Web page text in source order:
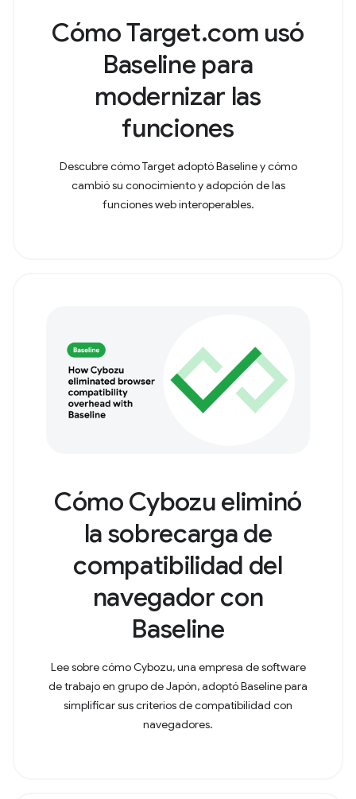
Cómo Target.com usó
Baseline para
modernizar las
funciones
Descubre cómo Target adoptó Baseline y cómo
cambió su conocimiento y adopción de las
funciones web interoperables.
Cómo Cybozu eliminó
la sobrecarga de
compatibilidad del
navegador con
Baseline
Lee sobre cómo Cybozu, una empresa de software
de trabajo en grupo de Japón, adoptó Baseline para
simplificar sus criterios de compatibilidad con
navegadores.